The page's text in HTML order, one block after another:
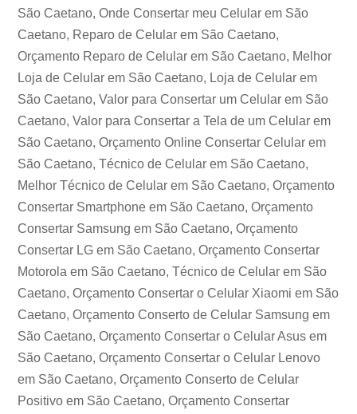
São Caetano, Onde Consertar meu Celular em São
Caetano, Reparo de Celular em São Caetano,
Orçamento Reparo de Celular em São Caetano, Melhor
Loja de Celular em São Caetano, Loja de Celular em
São Caetano, Valor para Consertar um Celular em São
Caetano, Valor para Consertar a Tela de um Celular em
São Caetano, Orçamento Online Consertar Celular em
São Caetano, Técnico de Celular em São Caetano,
Melhor Técnico de Celular em São Caetano, Orçamento
Consertar Smartphone em São Caetano, Orçamento
Consertar Samsung em São Caetano, Orçamento
Consertar LG em São Caetano, Orçamento Consertar
Motorola em São Caetano, Técnico de Celular em São
Caetano, Orçamento Consertar o Celular Xiaomi em São
Caetano, Orçamento Conserto de Celular Samsung em
São Caetano, Orçamento Consertar o Celular Asus em
São Caetano, Orçamento Consertar o Celular Lenovo
em São Caetano, Orçamento Conserto de Celular
Positivo em São Caetano, Orçamento Consertar